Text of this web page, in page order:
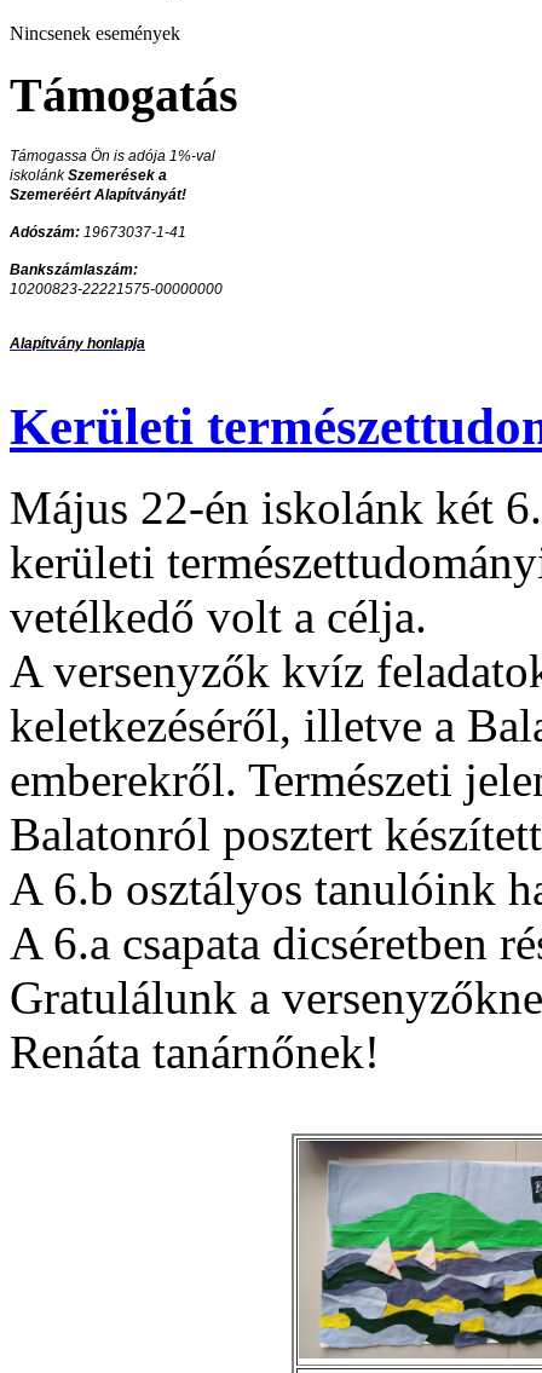
Nincsenek események
Támogatás
Támogassa Ön is adója 1%-val
iskolánkSzemerések a
Szemeréért Alapítványát!
Adószám: 19673037-1-41
Bankszámlaszám:
10200823-22221575-00000000
Alapítvány honlapja
Kerületi
Május 22-én iskolánk két
kerületi
vetélkedő volt a célja.
A versenyzők kvíz
keletkezéséről, illetve a
emberekről. Természeti
Balatonról posztert
A 6.b osztályos tanulóink
A 6.a csapata dicséretben
Gratulálunk a
Renáta tanárnőnek!